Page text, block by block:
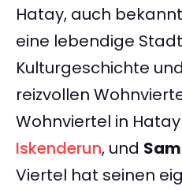
Hatay, auch
eine lebendige
Kulturgeschichte
reizvollen
Wohnviertel in
Iskenderun, und
Viertel hat seinen